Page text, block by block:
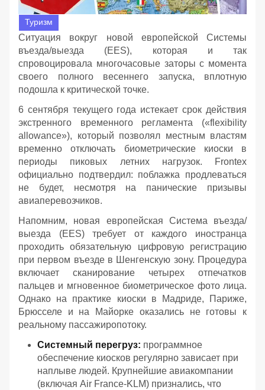
Туризм
Ситуация вокруг новой европейской Системы
въезда/выезда (EES), которая и так
спровоцировала многочасовые заторы с момента
своего полного весеннего запуска, вплотную
подошла к критической точке.
6 сентября текущего года истекает срок действия
экстренного временного регламента («flexibility
allowance»), который позволял местным властям
временно отключать биометрические киоски в
периоды пиковых летних нагрузок. Frontex
официально подтвердил: поблажка продлеваться
не будет, несмотря на панические призывы
авиаперевозчиков.
Напомним, новая европейская Система въезда/
выезда (EES) требует от каждого иностранца
проходить обязательную цифровую регистрацию
при первом въезде в Шенгенскую зону. Процедура
включает сканирование четырех отпечатков
пальцев и мгновенное биометрическое фото лица.
Однако на практике киоски в Мадриде, Париже,
Брюсселе и на Майорке оказались не готовы к
реальному пассажиропотоку.
Системный перегруз: программное
обеспечение киосков регулярно зависает при
наплыве людей. Крупнейшие авиакомпании
(включая Air France-KLM) признались, что